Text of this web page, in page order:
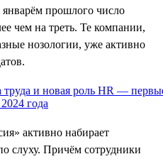
прошлого число
чем на треть. Те компании,
нозологии, уже активно
активно набирает
слуху. Причём сотрудники